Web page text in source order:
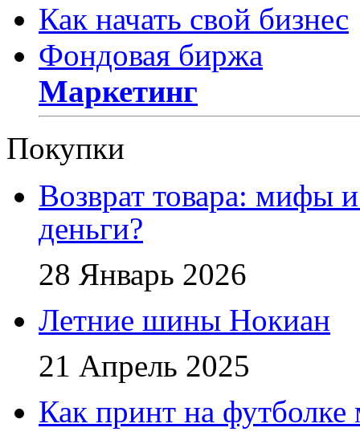
Как начать свой бизнес
Фондовая биржа
Маркетинг
Покупки
Возврат товара: мифы
деньги?
28 Январь 2026
Летние шины Нокиан
21 Апрель 2025
Как принт на